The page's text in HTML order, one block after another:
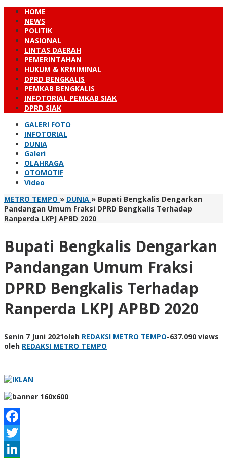
HOME
NEWS
POLITIK
NASIONAL
LINTAS DAERAH
PEMERINTAHAN
HUKUM & KRMIMINAL
DPRD BENGKALIS
PEMKAB BENGKALIS
INFOTORIAL PEMKAB SIAK
DPRD SIAK
GALERI FOTO
INFOTORIAL
DUNIA
Galeri
OLAHRAGA
OTOMOTIF
Video
METRO TEMPO » DUNIA » Bupati Bengkalis Dengarkan
Pandangan Umum Fraksi DPRD Bengkalis Terhadap
Ranperda LKPJ APBD 2020
Bupati Bengkalis Dengarkan
Pandangan Umum Fraksi
DPRD Bengkalis Terhadap
Ranperda LKPJ APBD 2020
Senin 7 Juni 2021oleh REDAKSI METRO TEMPO-637.090 views
oleh REDAKSI METRO TEMPO
Facebook
Twitter